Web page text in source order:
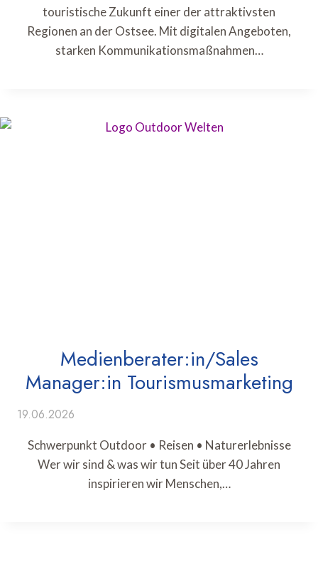
touristische Zukunft einer der attraktivsten
Regionen an der Ostsee. Mit digitalen Angeboten,
starken Kommunikationsmaßnahmen…
Medienberater:in/Sales
Manager:in Tourismusmarketing
19.06.2026
Schwerpunkt Outdoor • Reisen • Naturerlebnisse
Wer wir sind & was wir tun Seit über 40 Jahren
inspirieren wir Menschen,…